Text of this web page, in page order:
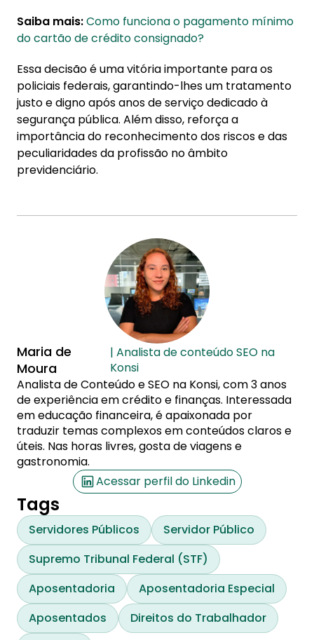
Saiba mais:Como funciona o pagamento mínimo
do cartão de crédito consignado?
Essa decisão é uma vitória importante para os
policiais federais, garantindo-lhes um tratamento
justo e digno após anos de serviço dedicado à
segurança pública. Além disso, reforça a
importância do reconhecimento dos riscos e das
peculiaridades da profissão no âmbito
previdenciário.
Maria de
Moura
| Analista de conteúdo SEO na
Konsi
Analista de Conteúdo e SEO na Konsi, com 3 anos
de experiência em crédito e finanças. Interessada
em educação financeira, é apaixonada por
traduzir temas complexos em conteúdos claros e
úteis. Nas horas livres, gosta de viagens e
gastronomia.
Acessar perfil do Linkedin
Tags
Servidores Públicos
Servidor Público
Supremo Tribunal Federal (STF)
Aposentadoria
Aposentadoria Especial
Aposentados
Direitos do Trabalhador